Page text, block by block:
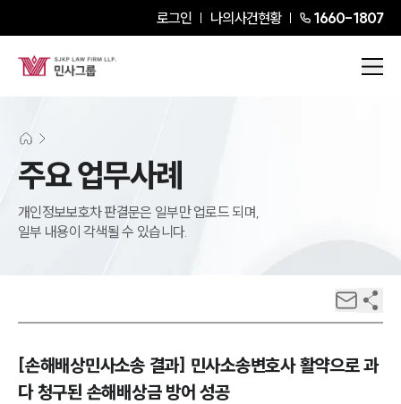
로그인 나의사건현황 1660-1807
주요 업무사례
개인정보보호차 판결문은 일부만 업로드 되며,
일부 내용이 각색될 수 있습니다.
[손해배상민사소송 결과] 민사소송변호사 활약으로 과
다 청구된 손해배상금 방어 성공